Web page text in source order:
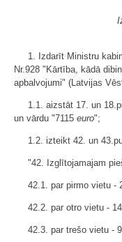
1. Izdarīt Ministru
Nr.928 "Kārtība, kādā
apbalvojumi" (Latvijas
1.1. aizstāt 17. un
un vārdu "7115 euro";
1.2. izteikt 42. un
"42. Izglītojamajam
42.1. par pirmo vietu -
42.2. par otro vietu -
42.3. par trešo vietu -